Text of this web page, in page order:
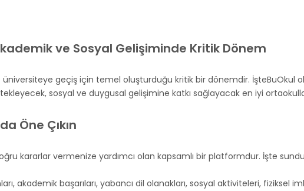
ve Sosyal Gelişiminde Kritik Dönem
geçiş için temel oluşturduğu kritik bir dönemdir. İşteBuOkul
sosyal ve duygusal gelişimine katkı sağlayacak en iyi
Öne Çıkın
kararlar vermenize yardımcı olan kapsamlı bir platformdur. İşte
akademik başarıları, yabancı dil olanakları, sosyal aktiviteleri, fiziksel